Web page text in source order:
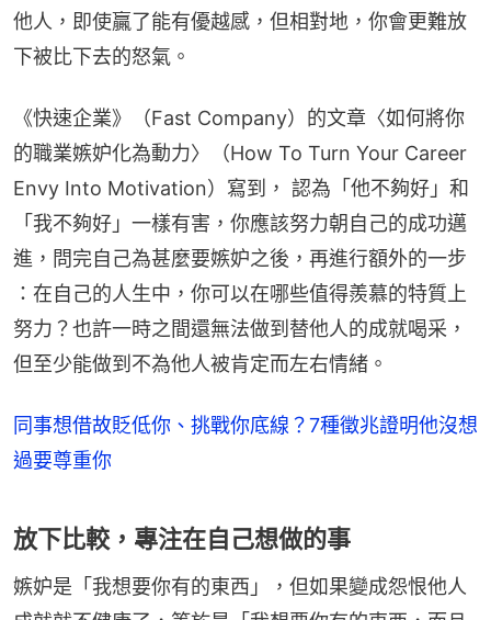
他人，即使贏了能有優越感，但相對地，你會更難放
下被比下去的怒氣。
《快速企業》（Fast Company）的文章〈如何將你
的職業嫉妒化為動力〉（How To Turn Your Career
Envy Into Motivation）寫到， 認為「他不夠好」和
「我不夠好」一樣有害，你應該努力朝自己的成功邁
進，問完自己為甚麼要嫉妒之後，再進行額外的一步
：在自己的人生中，你可以在哪些值得羨慕的特質上
努力？也許一時之間還無法做到替他人的成就喝采，
但至少能做到不為他人被肯定而左右情緒。
同事想借故貶低你、挑戰你底線？7種徵兆證明他沒想
過要尊重你
放下比較，專注在自己想做的事
嫉妒是「我想要你有的東西」，但如果變成怨恨他人